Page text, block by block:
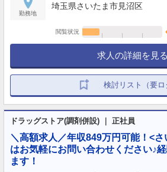
勤務地
埼玉県さいたま市見沼区
閲覧状況
求人の詳細を見る
検討リスト（要ロ
ドラッグストア(調剤併設) ｜ 正社員
＼高額求人／年収849万円可能！<
はお気軽にお問い合わせください♪
ます！